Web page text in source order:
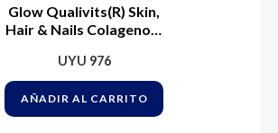
Glow Qualivits(R) Skin,
Hair & Nails Colageno Y
UYU 976
AÑADIR AL CARRITO